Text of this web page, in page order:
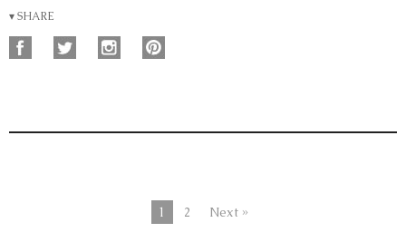
▾ SHARE
1 2 Next »